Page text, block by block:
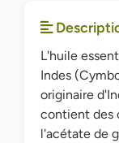
L'huile
Indes
originaire
contient des
l'acétate de